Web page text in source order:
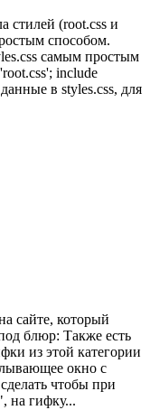
стилей (root.css и
способом.
самым простым
include
в styles.css, для
сайте, который
блюр: Также есть
из этой категории
окно с
чтобы при
на гифку...